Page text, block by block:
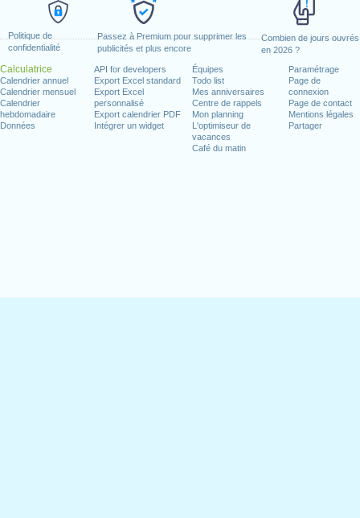
Politique de
confidentialité
Passez à Premium pour supprimer les
publicités et plus encore
Combien de jours ouvrés
en 2026 ?
Calculatrice
Calendrier annuel
Calendrier mensuel
Calendrier
hebdomadaire
Données
API for developers
Export Excel standard
Export Excel
personnalisé
Export calendrier PDF
Intégrer un widget
Équipes
Todo list
Mes anniversaires
Centre de rappels
Mon planning
L'optimiseur de
vacances
Café du matin
Paramétrage
Page de
connexion
Page de contact
Mentions légales
Partager